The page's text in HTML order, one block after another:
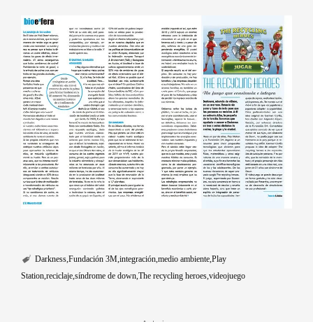
Darkness Fundación 3M integración medio ambiente Play
Station reciclaje síndrome de down The recycling heroes videojuego